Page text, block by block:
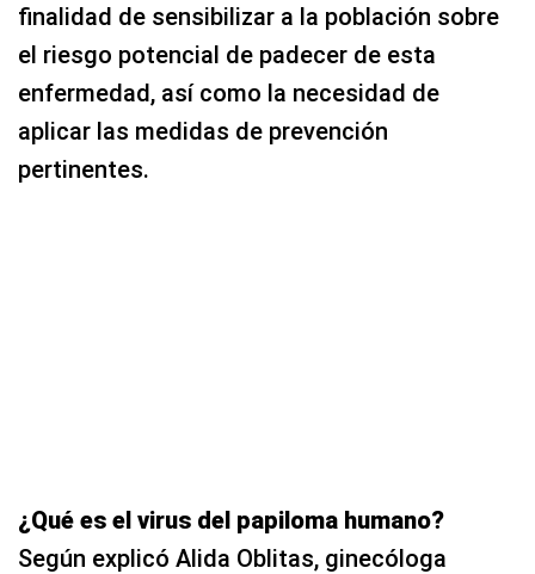
finalidad de sensibilizar a la población sobre
el riesgo potencial de padecer de esta
enfermedad, así como la necesidad de
aplicar las medidas de prevención
pertinentes.
¿Qué es el virus del papiloma humano?
Según explicó Alida Oblitas, ginecóloga